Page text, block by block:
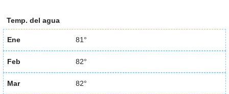
Temp. del agua
Ene 81°
Feb 82°
Mar 82°